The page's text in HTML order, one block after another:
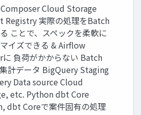
Cloud Storage
Registry 実際の処理をBatch
ことで、スペックを柔軟に
イズできる & Airflow
負荷がかからない Batch
計データ BigQuery Staging
Data source Cloud
etc. Python dbt Core
dbt Coreで案件固有の処理